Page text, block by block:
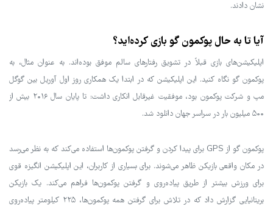
نشان دادند.
آیا تا به حال پوکمون گو بازی کرده‌اید؟
اپلیکیشن‌های بازی قبلاً در تشویق رفتارهای سالم موفق بوده‌اند. به عنوان مثال، به
پوکمون گو نگاه کنید. این اپلیکیشن که در ابتدا یک همکاری روز اول آوریل بین گوگل
مپ و شرکت پوکمون بود، موفقیت غیرقابل انکاری داشت: تا پایان سال ۲۰۱۶ بیش از
۵۰۰ میلیون بار در سراسر جهان دانلود شد.
پوکمون گو از GPS برای پیدا کردن و گرفتن پوکمون‌ها استفاده می‌کند که به نظر می‌رسد
در مکان واقعی بازیکن ظاهر می‌شوند. برای بسیاری از کاربران، این اپلیکیشن انگیزه قوی
برای ورزش بیشتر از طریق پیاده‌روی و گرفتن پوکمون‌ها فراهم می‌کند. یک بازیکن
بریتانیایی گزارش داد که در تلاش برای گرفتن همه پوکمون‌ها، ۲۲۵ کیلومتر پیاده‌روی